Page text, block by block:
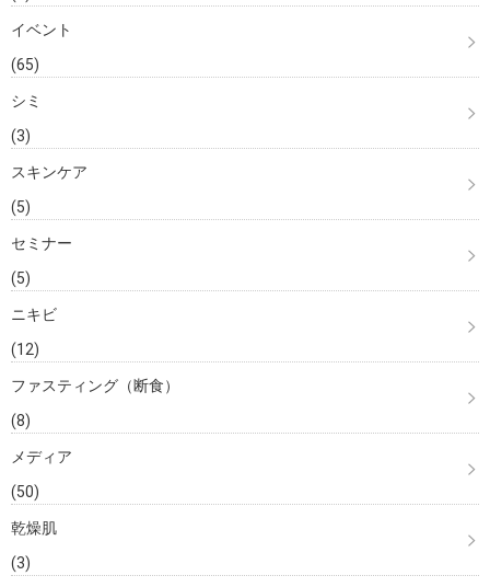
イベント
(65)
シミ
(3)
スキンケア
(5)
セミナー
(5)
ニキビ
(12)
ファスティング（断食）
(8)
メディア
(50)
乾燥肌
(3)